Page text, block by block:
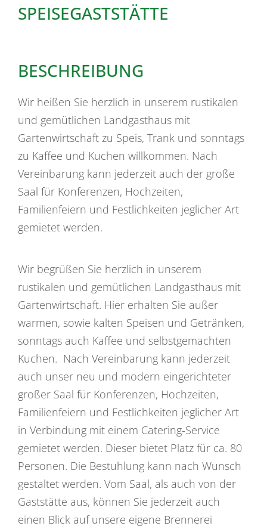
SPEISEGASTSTÄTTE
BESCHREIBUNG
Wir heißen Sie herzlich in unserem rustikalen
und gemütlichen Landgasthaus mit
Gartenwirtschaft zu Speis, Trank und sonntags
zu Kaffee und Kuchen willkommen. Nach
Vereinbarung kann jederzeit auch der große
Saal für Konferenzen, Hochzeiten,
Familienfeiern und Festlichkeiten jeglicher Art
gemietet werden.
Wir begrüßen Sie herzlich in unserem
rustikalen und gemütlichen Landgasthaus mit
Gartenwirtschaft. Hier erhalten Sie außer
warmen, sowie kalten Speisen und Getränken,
sonntags auch Kaffee und selbstgemachten
Kuchen. Nach Vereinbarung kann jederzeit
auch unser neu und modern eingerichteter
großer Saal für Konferenzen, Hochzeiten,
Familienfeiern und Festlichkeiten jeglicher Art
in Verbindung mit einem Catering-Service
gemietet werden. Dieser bietet Platz für ca. 80
Personen. Die Bestuhlung kann nach Wunsch
gestaltet werden. Vom Saal, als auch von der
Gaststätte aus, können Sie jederzeit auch
einen Blick auf unsere eigene Brennerei